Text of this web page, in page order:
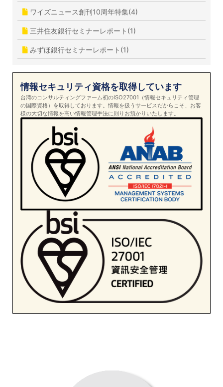
ワイズニュース創刊10周年特集(4)
三井住友銀行セミナーレポート(1)
みずほ銀行セミナーレポート(1)
情報セキュリティ資格を取得しています
台湾のコンサルティングファーム初のISO27001（情報セキュリティ管理
の国際資格）を取得しております。情報を扱うサービスだからこそ、お客
様の大切な情報を高い情報管理手法に則りお預かりいたします。